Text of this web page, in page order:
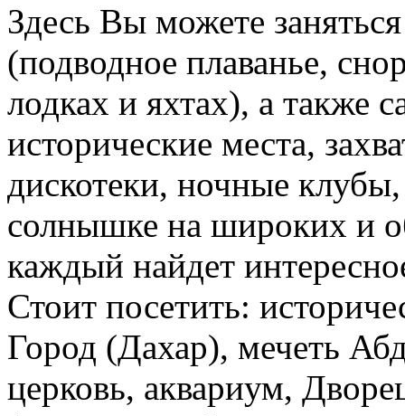
Здесь Вы можете
(подводное плаванье,
лодках и яхтах), а также
исторические места,
дискотеки, ночные
солнышке на широких и
каждый найдет
Стоит посетить:
Город (Дахар), мечеть
церковь, аквариум,